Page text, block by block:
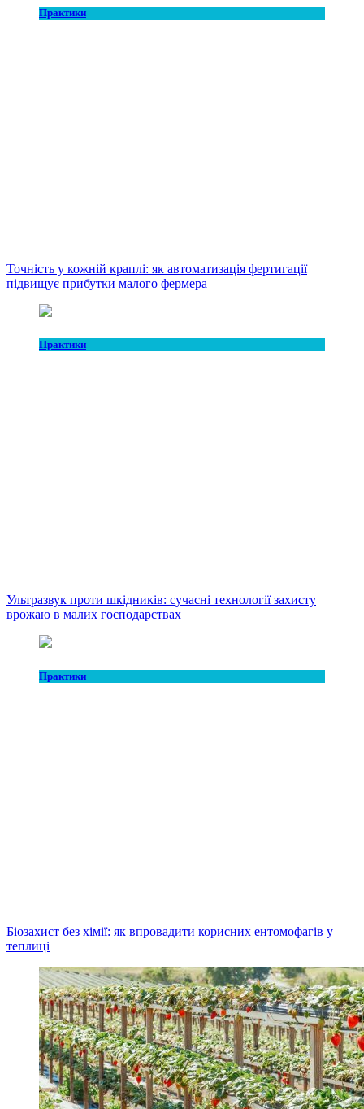
Практики
Точність у кожній краплі: як автоматизація фертигації
підвищує прибутки малого фермера
Практики
Ультразвук проти шкідників: сучасні технології захисту
врожаю в малих господарствах
Практики
Біозахист без хімії: як впровадити корисних ентомофагів у
теплиці